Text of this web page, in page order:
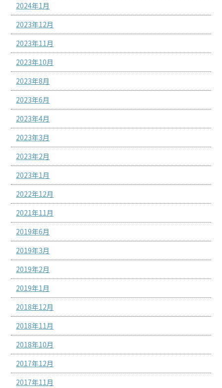
2024年1月
2023年12月
2023年11月
2023年10月
2023年8月
2023年6月
2023年4月
2023年3月
2023年2月
2023年1月
2022年12月
2021年11月
2019年6月
2019年3月
2019年2月
2019年1月
2018年12月
2018年11月
2018年10月
2017年12月
2017年11月